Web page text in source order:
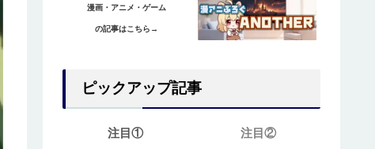
漫画・アニメ・ゲーム
の記事はこちら→
ピックアップ記事
注目① 注目②